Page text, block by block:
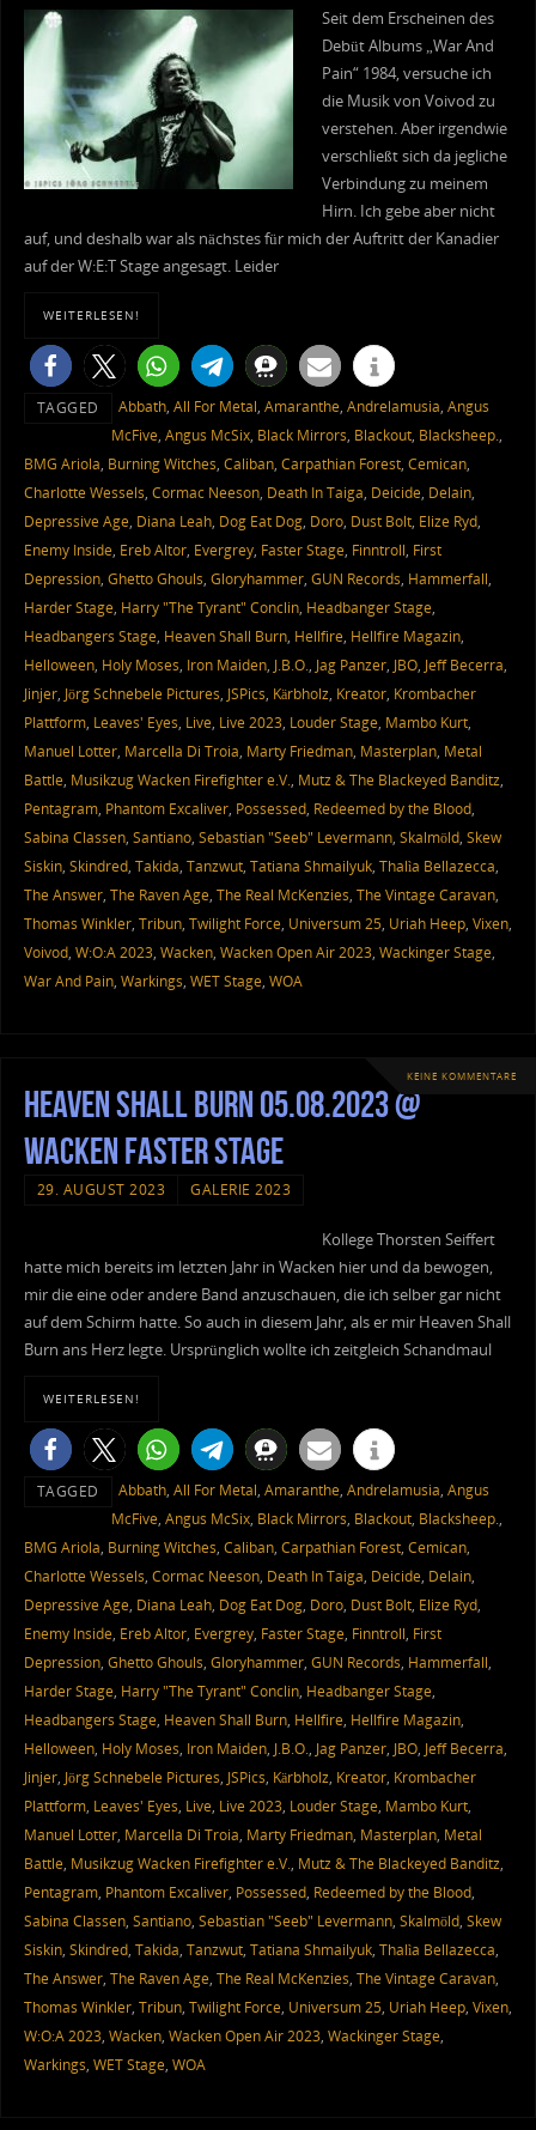
Seit dem Erscheinen des
Debüt Albums „War And
Pain“ 1984, versuche ich
die Musik von Voivod zu
verstehen. Aber irgendwie
verschließt sich da jegliche
Verbindung zu meinem
Hirn. Ich gebe aber nicht
auf, und deshalb war als nächstes für mich der Auftritt der Kanadier
auf der W:E:T Stage angesagt. Leider
WEITERLESEN!
TAGGED Abbath, All For Metal, Amaranthe, Andrelamusia, Angus
McFive, Angus McSix, Black Mirrors, Blackout, Blacksheep.,
BMG Ariola, Burning Witches, Caliban, Carpathian Forest, Cemican,
Charlotte Wessels, Cormac Neeson, Death In Taiga, Deicide, Delain,
Depressive Age, Diana Leah, Dog Eat Dog, Doro, Dust Bolt, Elize Ryd,
Enemy Inside, Ereb Altor, Evergrey, Faster Stage, Finntroll, First
Depression, Ghetto Ghouls, Gloryhammer, GUN Records, Hammerfall,
Harder Stage, Harry "The Tyrant" Conclin, Headbanger Stage,
Headbangers Stage, Heaven Shall Burn, Hellfire, Hellfire Magazin,
Helloween, Holy Moses, Iron Maiden, J.B.O., Jag Panzer, JBO, Jeff Becerra,
Jinjer, Jörg Schnebele Pictures, JSPics, Kärbholz, Kreator, Krombacher
Plattform, Leaves' Eyes, Live, Live 2023, Louder Stage, Mambo Kurt,
Manuel Lotter, Marcella Di Troia, Marty Friedman, Masterplan, Metal
Battle, Musikzug Wacken Firefighter e.V., Mutz & The Blackeyed Banditz,
Pentagram, Phantom Excaliver, Possessed, Redeemed by the Blood,
Sabina Classen, Santiano, Sebastian "Seeb" Levermann, Skalmöld, Skew
Siskin, Skindred, Takida, Tanzwut, Tatiana Shmailyuk, Thalìa Bellazecca,
The Answer, The Raven Age, The Real McKenzies, The Vintage Caravan,
Thomas Winkler, Tribun, Twilight Force, Universum 25, Uriah Heep, Vixen,
Voivod, W:O:A 2023, Wacken, Wacken Open Air 2023, Wackinger Stage,
War And Pain, Warkings, WET Stage, WOA
KEINE KOMMENTARE
Heaven Shall Burn 05.08.2023 @
Wacken Faster Stage
29. AUGUST 2023 GALERIE 2023
Kollege Thorsten Seiffert
hatte mich bereits im letzten Jahr in Wacken hier und da bewogen,
mir die eine oder andere Band anzuschauen, die ich selber gar nicht
auf dem Schirm hatte. So auch in diesem Jahr, als er mir Heaven Shall
Burn ans Herz legte. Ursprünglich wollte ich zeitgleich Schandmaul
WEITERLESEN!
TAGGED Abbath, All For Metal, Amaranthe, Andrelamusia, Angus
McFive, Angus McSix, Black Mirrors, Blackout, Blacksheep.,
BMG Ariola, Burning Witches, Caliban, Carpathian Forest, Cemican,
Charlotte Wessels, Cormac Neeson, Death In Taiga, Deicide, Delain,
Depressive Age, Diana Leah, Dog Eat Dog, Doro, Dust Bolt, Elize Ryd,
Enemy Inside, Ereb Altor, Evergrey, Faster Stage, Finntroll, First
Depression, Ghetto Ghouls, Gloryhammer, GUN Records, Hammerfall,
Harder Stage, Harry "The Tyrant" Conclin, Headbanger Stage,
Headbangers Stage, Heaven Shall Burn, Hellfire, Hellfire Magazin,
Helloween, Holy Moses, Iron Maiden, J.B.O., Jag Panzer, JBO, Jeff Becerra,
Jinjer, Jörg Schnebele Pictures, JSPics, Kärbholz, Kreator, Krombacher
Plattform, Leaves' Eyes, Live, Live 2023, Louder Stage, Mambo Kurt,
Manuel Lotter, Marcella Di Troia, Marty Friedman, Masterplan, Metal
Battle, Musikzug Wacken Firefighter e.V., Mutz & The Blackeyed Banditz,
Pentagram, Phantom Excaliver, Possessed, Redeemed by the Blood,
Sabina Classen, Santiano, Sebastian "Seeb" Levermann, Skalmöld, Skew
Siskin, Skindred, Takida, Tanzwut, Tatiana Shmailyuk, Thalìa Bellazecca,
The Answer, The Raven Age, The Real McKenzies, The Vintage Caravan,
Thomas Winkler, Tribun, Twilight Force, Universum 25, Uriah Heep, Vixen,
W:O:A 2023, Wacken, Wacken Open Air 2023, Wackinger Stage,
Warkings, WET Stage, WOA